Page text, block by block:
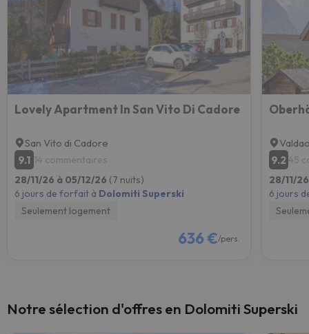
Lovely Apartment In San Vito Di Cadore
San Vito di Cadore
9.1 14 commentaires
28/11/26 à 05/12/26 (7 nuits)
6 jours de forfait à Dolomiti Superski
Seulement logement
636 €/pers.
9.2 45
28/11/
6 jours
Notre sélection d'offres en Dolomiti Superski